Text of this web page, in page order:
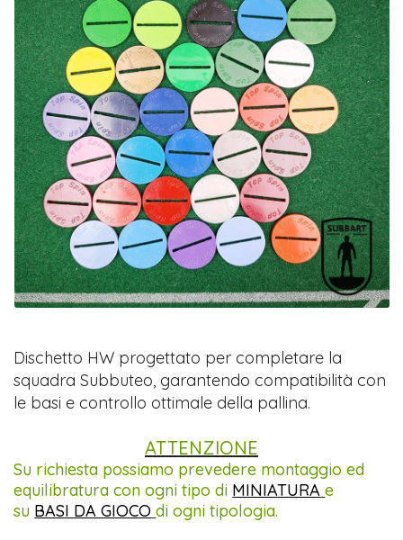
Dischetto HW progettato per completare la
squadra Subbuteo, garantendo compatibilità con
le basi e controllo ottimale della pallina.
ATTENZIONE
Su richiesta possiamo prevedere montaggio ed
equilibratura con ogni tipo di MINIATURA e
su BASI DA GIOCO di ogni tipologia.